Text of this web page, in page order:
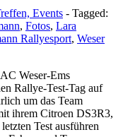
Events - Tagged:
, Fotos, Lara
Rallyesport, Weser
Weser-Ems
Rallye-Test-Tag auf
um das Team
ihrem Citroen DS3R3,
Test ausführen